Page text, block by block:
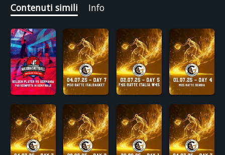
Contenuti simili Info